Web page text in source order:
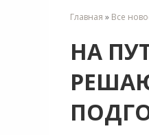
Главная » Все
НА